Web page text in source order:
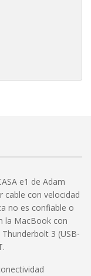
e1 de Adam
cable con velocidad
no es confiable o
la MacBook con
3 (USB-